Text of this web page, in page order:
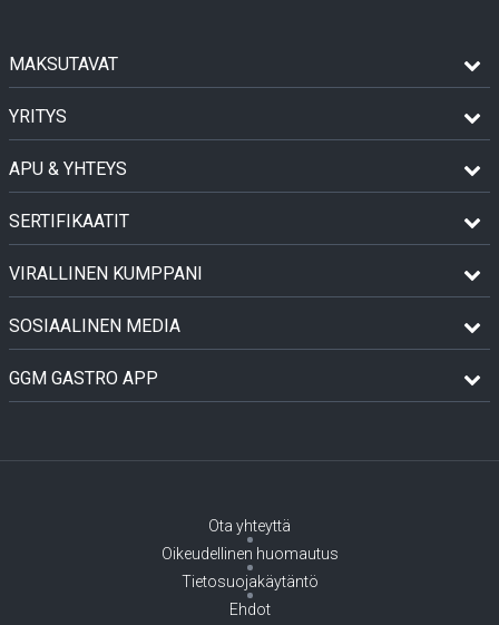
MAKSUTAVAT
YRITYS
APU & YHTEYS
SERTIFIKAATIT
VIRALLINEN KUMPPANI
SOSIAALINEN MEDIA
GGM GASTRO APP
Ota yhteyttä
Oikeudellinen huomautus
Tietosuojakäytäntö
Ehdot